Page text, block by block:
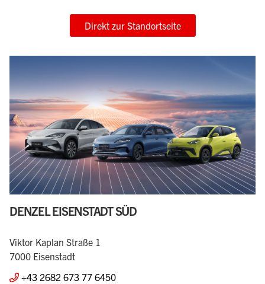
Direkt zur Standortseite
DENZEL EISENSTADT SÜD
Viktor Kaplan Straße 1
7000 Eisenstadt
+43 2682 673 77 6450